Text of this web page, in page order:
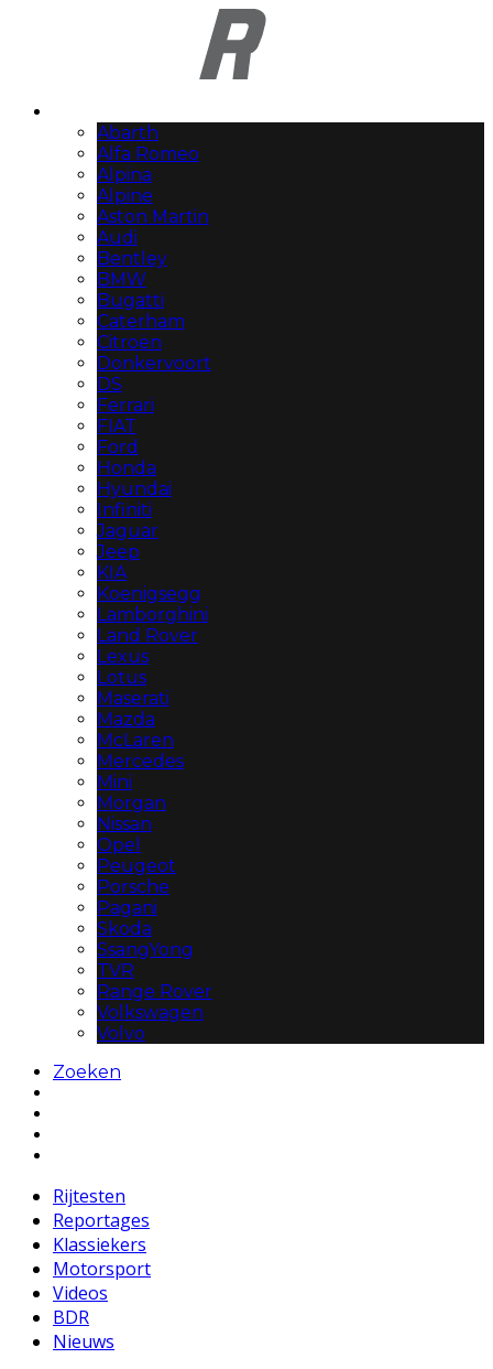
Abarth
Alfa Romeo
Alpina
Alpine
Aston Martin
Audi
Bentley
BMW
Bugatti
Caterham
Citroën
Donkervoort
DS
Ferrari
FIAT
Ford
Honda
Hyundai
Infiniti
Jaguar
Jeep
KIA
Koenigsegg
Lamborghini
Land Rover
Lexus
Lotus
Maserati
Mazda
McLaren
Mercedes
Mini
Morgan
Nissan
Opel
Peugeot
Porsche
Pagani
Skoda
SsangYong
TVR
Range Rover
Volkswagen
Volvo
Zoeken
Rijtesten
Reportages
Klassiekers
Motorsport
Videos
BDR
Nieuws